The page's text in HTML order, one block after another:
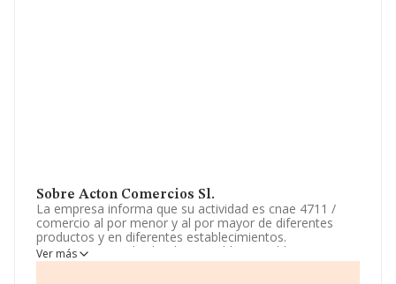
Sobre Acton Comercios Sl.
La empresa informa que su actividad es cnae 4711 /
comercio al por menor y al por mayor de diferentes
productos y en diferentes establecimientos.
compraventa y alquiler de inmuebles. establecimientos
de bebidas. servicios de comidas. alojamientos. y otras.
Ver más